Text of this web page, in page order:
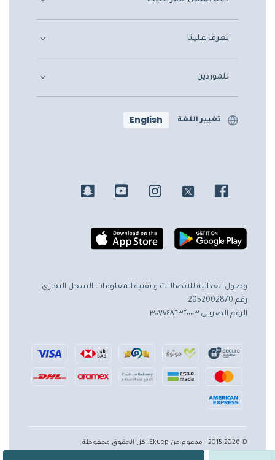
تعرف علينا
للموردين
تغيير اللغة English
وصول الغذائية للاتصالات و تقنية المعلومات السجل التجاري
رقم 2052002870
الرقم الضريبي ٣٠٠٧٧٤٨٦٣٢٠٠٠٠٣
© 2015-2026 - مدعوم من Ekuep. كل الحقوق محفوظة